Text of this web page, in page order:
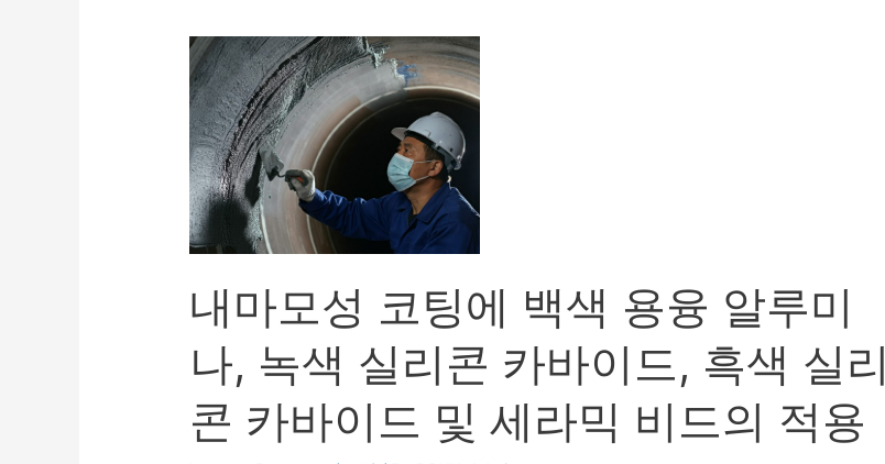
내마모성 코팅에 백색 용융 알루미
나, 녹색 실리콘 카바이드, 흑색 실리
콘 카바이드 및 세라믹 비드의 적용